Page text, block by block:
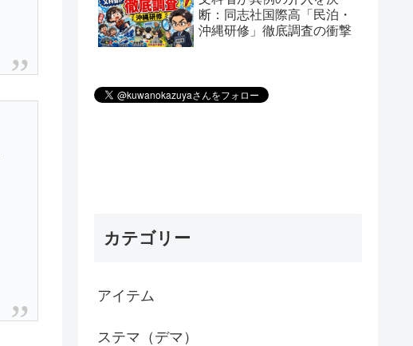
断：同志社国際高「民泊・
沖縄研修」徹底調査の衝撃
カテゴリー
アイテム
ステマ（デマ）